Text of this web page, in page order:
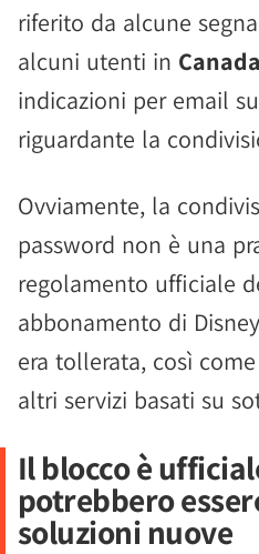
riferito da alcune
alcuni utenti in Canada
indicazioni per email
riguardante la
Ovviamente, la
password non è una
regolamento ufficiale
abbonamento di
era tollerata, così
altri servizi basati su
Il blocco è
potrebbero
soluzioni nuove